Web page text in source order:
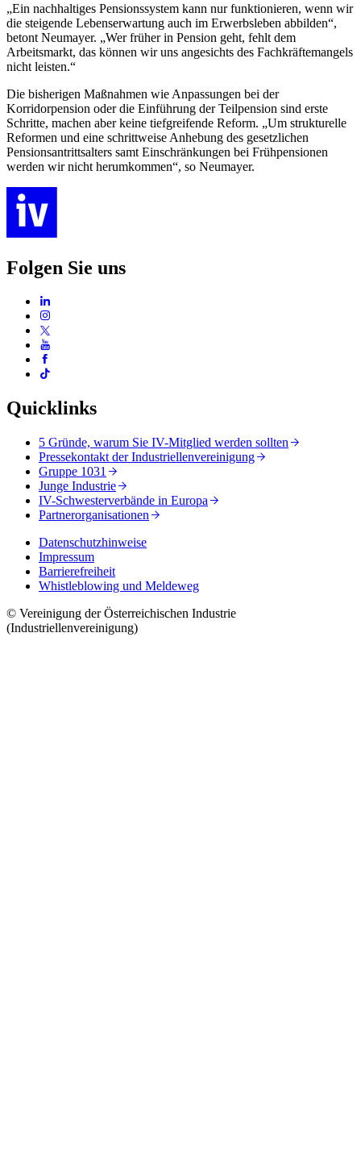
„Ein nachhaltiges Pensionssystem kann nur funktionieren, wenn wir
die steigende Lebenserwartung auch im Erwerbsleben abbilden“,
betont Neumayer. „Wer früher in Pension geht, fehlt dem
Arbeitsmarkt, das können wir uns angesichts des Fachkräftemangels
nicht leisten.“
Die bisherigen Maßnahmen wie Anpassungen bei der
Korridorpension oder die Einführung der Teilpension sind erste
Schritte, machen aber keine tiefgreifende Reform. „Um strukturelle
Reformen und eine schrittweise Anhebung des gesetzlichen
Pensionsantrittsalters samt Einschränkungen bei Frühpensionen
werden wir nicht herumkommen“, so Neumayer.
Folgen Sie uns
Quicklinks
5 Gründe, warum Sie IV-Mitglied werden sollten
Pressekontakt der Industriellenvereinigung
Gruppe 1031
Junge Industrie
IV-Schwesterverbände in Europa
Partnerorganisationen
Datenschutzhinweise
Impressum
Barrierefreiheit
Whistleblowing und Meldeweg
© Vereinigung der Österreichischen Industrie
(Industriellenvereinigung)